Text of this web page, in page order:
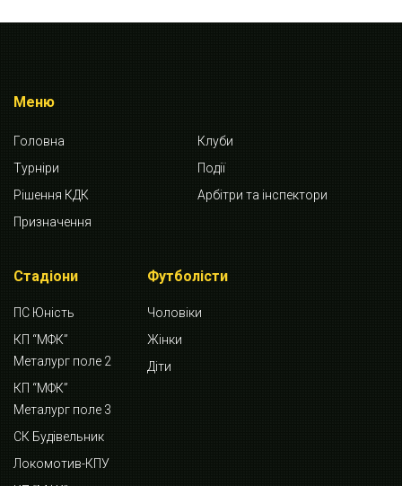
Меню
Головна
Клуби
Турніри
Події
Рішення КДК
Арбітри та інспектори
Призначення
Стадіони
ПС Юність
КП “МФК”
Металург поле 2
КП “МФК”
Металург поле 3
СК Будівельник
Локомотив-КПУ
Футболісти
Чоловіки
Жінки
Діти